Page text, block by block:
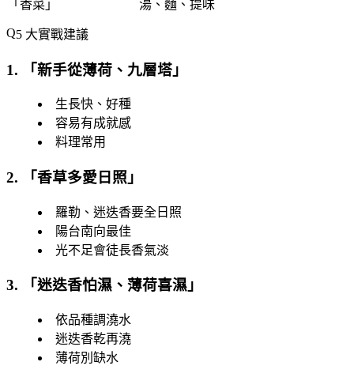
「 香菜 」 湯、麵、提味
5 大實戰建議
1. 「新手從薄荷、九層塔 」
生長快、好種
容易有成就感
料理常用
2. 「香草多愛日照 」
羅勒、迷迭香要全日照
陽台南向最佳
光不足會徒長香氣淡
3. 「迷迭香怕濕、薄荷喜濕 」
依品種調澆水
迷迭香乾再澆
薄荷別缺水